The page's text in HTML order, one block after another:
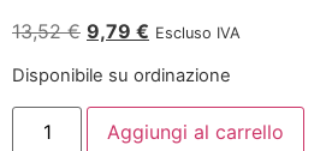
13,52€ 9,79 € Escluso IVA
Disponibile su ordinazione
Aggiungi al carrello